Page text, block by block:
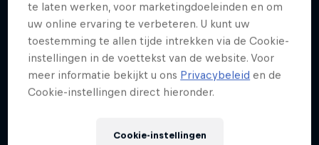
te laten werken, voor marketingdoeleinden en om
uw online ervaring te verbeteren. U kunt uw
toestemming te allen tijde intrekken via de Cookie-
instellingen in de voettekst van de website. Voor
meer informatie bekijkt u ons Privacybeleid en de
Cookie-instellingen direct hieronder.
Cookie-instellingen